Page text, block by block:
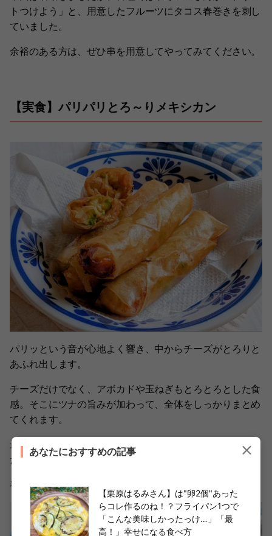
トつけよう」と、用意したフルーツにタコス春巻きを刺し
ていました。
余裕のある方は、ぜひ串を用意してやってみてください。
【実食】パリパリとろ～りメキシカン
パリッという音が心地よく響き、中からチーズがとろりと
あふれ出します。
チーズだけでなく、アボカドや玉ねぎもとろとろとした食
感。そこにツナの旨みが加わって、全体をしっかりまとめ
てくれます。
最初はタコスにツナってどうなんだろう？と思っていまし
たが、もし肉を使っていたら、重たすぎたかも。
春巻きにするならツナが大正解です。
あなたにおすすめの記事
【栗原はるみさん】は"卵2個"あった
らコレ作るのね！？フライパン1つで
「こんな美味しかったっけ…」「最
高！」幸せになる食べ方